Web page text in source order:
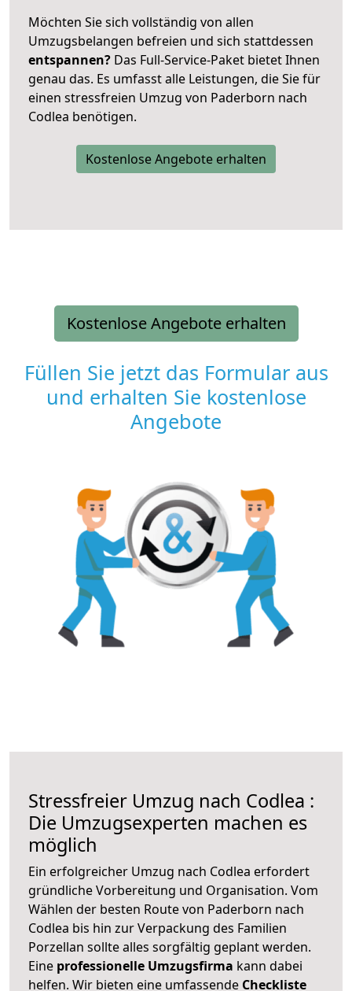
Möchten Sie sich vollständig von allen
Umzugsbelangen befreien und sich stattdessen
entspannen? Das Full-Service-Paket bietet Ihnen
genau das. Es umfasst alle Leistungen, die Sie für
einen stressfreien Umzug von Paderborn nach
Codlea benötigen.
Kostenlose Angebote erhalten
Kostenlose Angebote erhalten
Füllen Sie jetzt das Formular aus
und erhalten Sie kostenlose
Angebote
Stressfreier Umzug nach Codlea :
Die Umzugsexperten machen es
möglich
Ein erfolgreicher Umzug nach Codlea erfordert
gründliche Vorbereitung und Organisation. Vom
Wählen der besten Route von Paderborn nach
Codlea bis hin zur Verpackung des Familien
Porzellan sollte alles sorgfältig geplant werden.
Eine professionelle Umzugsfirma kann dabei
helfen. Wir bieten eine umfassende Checkliste